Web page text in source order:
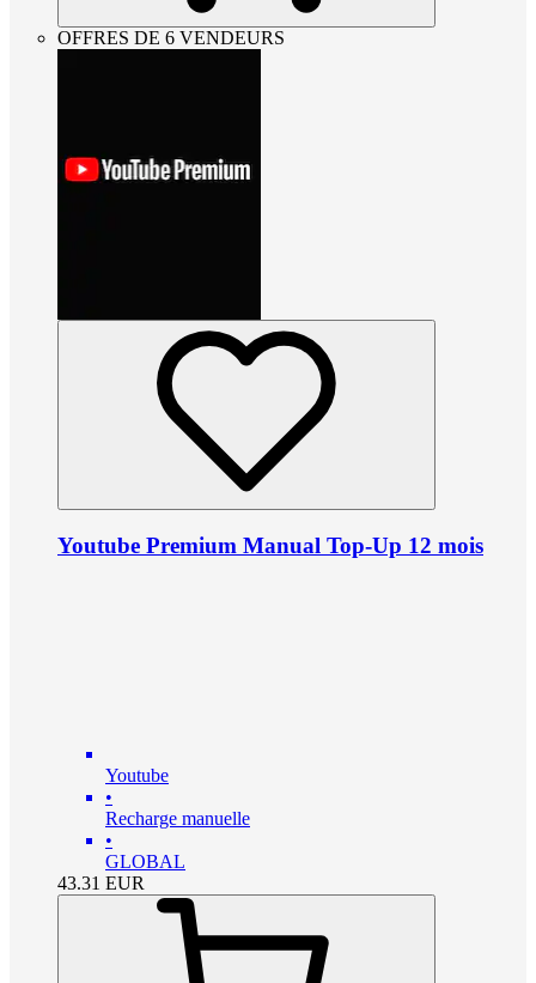
OFFRES DE 6 VENDEURS
Youtube Premium Manual Top-Up 12 mois
Youtube
•
Recharge manuelle
•
GLOBAL
43.31 EUR